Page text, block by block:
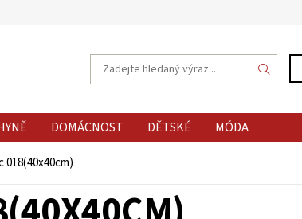
DOMÁCNOST DĚTSKÉ
MÓDA
018(40x40cm)